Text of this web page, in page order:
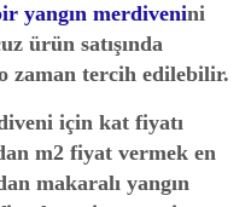
yangın merdivenini
ürün satışında
zaman tercih edilebilir.
için kat fiyatı
m2 fiyat vermek en
makaralı yangın